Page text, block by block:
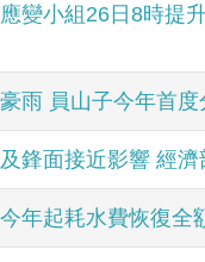
變小組26日8時提
雨 員山子今年首度
鋒面接近影響 經
年起耗水費恢復全